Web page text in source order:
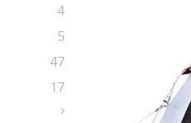
4
5
47
17